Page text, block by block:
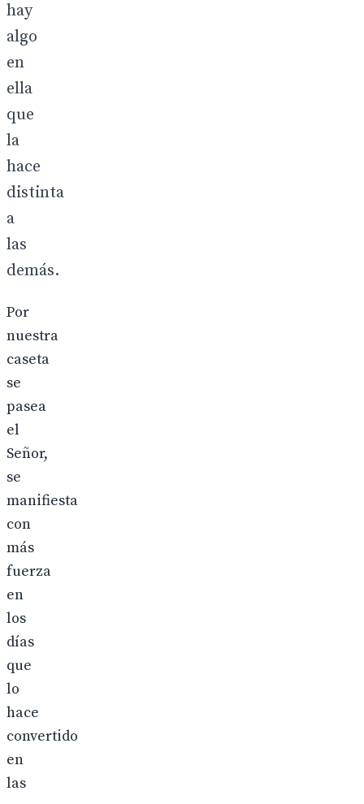
hay
algo
en
ella
que
la
hace
distinta
a
las
demás.
Por
nuestra
caseta
se
pasea
el
Señor,
se
manifiesta
con
más
fuerza
en
los
días
que
lo
hace
convertido
en
las